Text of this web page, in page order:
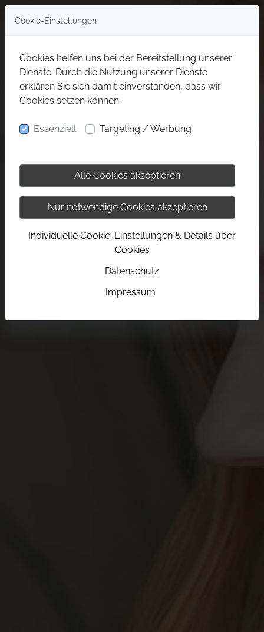
Cookie-Einstellungen
Cookies helfen uns bei der Bereitstellung unserer
Dienste. Durch die Nutzung unserer Dienste
erklären Sie sich damit einverstanden, dass wir
Cookies setzen können.
Essenziell Targeting / Werbung
Alle Cookies akzeptieren
Nur notwendige Cookies akzeptieren
Individuelle Cookie-Einstellungen & Details über
Cookies
Datenschutz
Impressum